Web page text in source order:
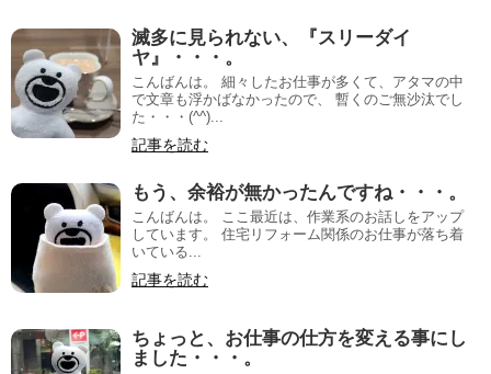
滅多に見られない、『スリーダイ
ヤ』・・・。
こんばんは。 細々したお仕事が多くて、アタマの中
で文章も浮かばなかったので、 暫くのご無沙汰でし
た・・・(^^)...
記事を読む
もう、余裕が無かったんですね・・・。
こんばんは。 ここ最近は、作業系のお話しをアップ
しています。 住宅リフォーム関係のお仕事が落ち着
いている...
記事を読む
ちょっと、お仕事の仕方を変える事にし
ました・・・。